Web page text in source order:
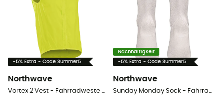
-5% Extra - Code Summer5
Northwave
Vortex 2 Vest - Fahrradweste - Herren
Nachhaltigkeit
-5% Extra - Code Summer5
Northwave
Sunday Monday Sock - Fahrradsocken